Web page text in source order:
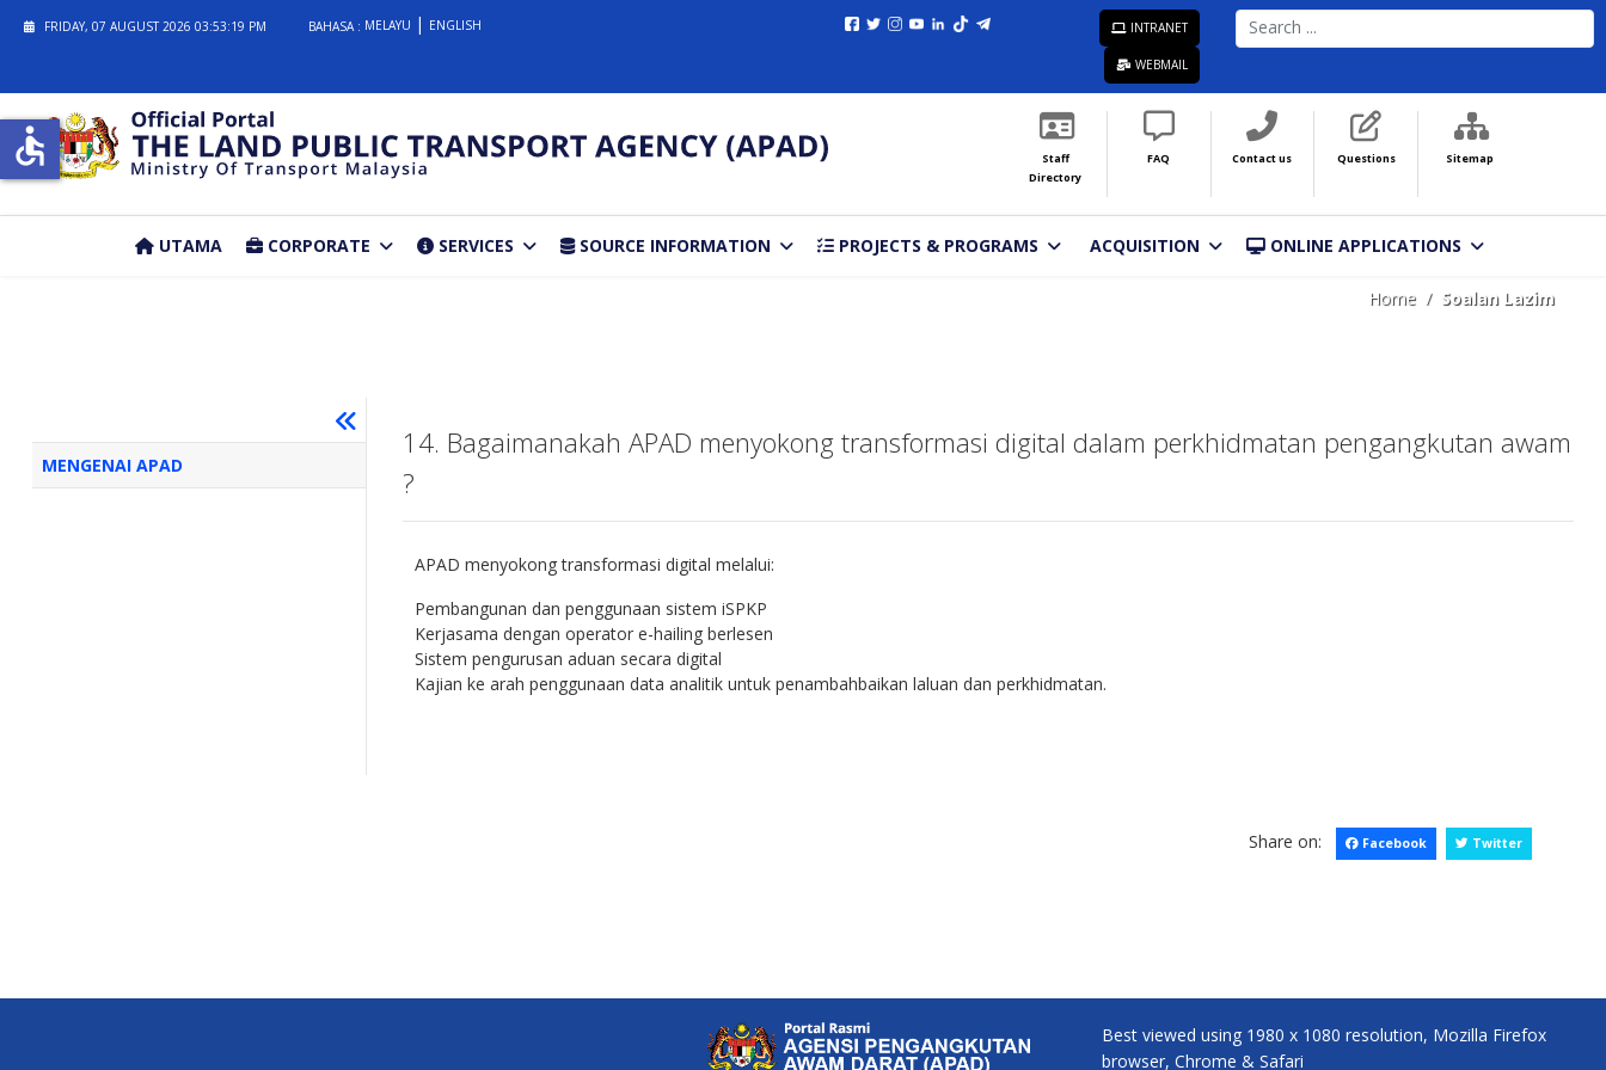
FRIDAY, 07 AUGUST 2026 03:53:20 PM BAHASA : MELAYU ENGLISH INTRANET
WEBMAIL
SEARCH
...
Staff
Directory
FAQ Contact us Questions Sitemap
UTAMA CORPORATE SERVICES SOURCE INFORMATION PROJECTS & PROGRAMS ACQUISITION ONLINE APPLICATIONS
Home Soalan Lazim
MENGENAI APAD
14. Bagaimanakah APAD menyokong transformasi digital dalam perkhidmatan pengangkutan awam
?
APAD menyokong transformasi digital melalui:
Pembangunan dan penggunaan sistem iSPKP
Kerjasama dengan operator e-hailing berlesen
Sistem pengurusan aduan secara digital
Kajian ke arah penggunaan data analitik untuk penambahbaikan laluan dan perkhidmatan.
Share on: Facebook Twitter
Best viewed using 1980 x 1080 resolution, Mozilla Firefox
browser, Chrome & Safari
accessible